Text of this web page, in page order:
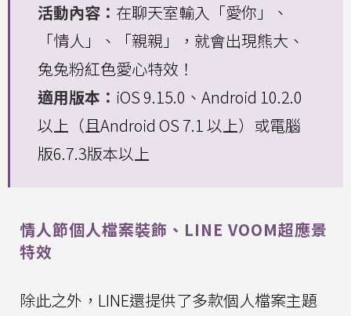
活動內容： 在聊天室輸入「愛你」、
「情人」、「親親」，就會出現熊大、
兔兔粉紅色愛心特效！
適用版本： iOS 9.15.0、Android 10.2.0
以上（且Android OS 7.1 以上）或電腦
版6.7.3版本以上
情人節個人檔案裝飾、LINE VOOM超應景
特效
除此之外，LINE還提供了多款個人檔案主題